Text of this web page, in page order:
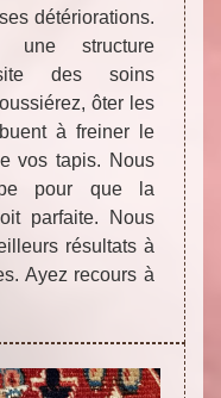
détériorations.
une structure
des soins
ôter les
à freiner le
vos tapis. Nous
pour que la
parfaite. Nous
résultats à
Ayez recours à